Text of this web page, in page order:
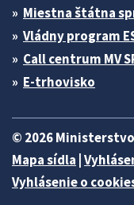
Miestna štátna
Vládny program
Call centrum MV
E-trhovisko
© 2026
Mapa sídla
Vyhlásenie o